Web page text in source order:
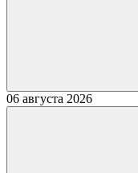
06 августа 2026